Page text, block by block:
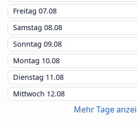
Freitag 07.08
Samstag 08.08
Sonntag 09.08
Montag 10.08
Dienstag 11.08
Mittwoch 12.08
Mehr Tage